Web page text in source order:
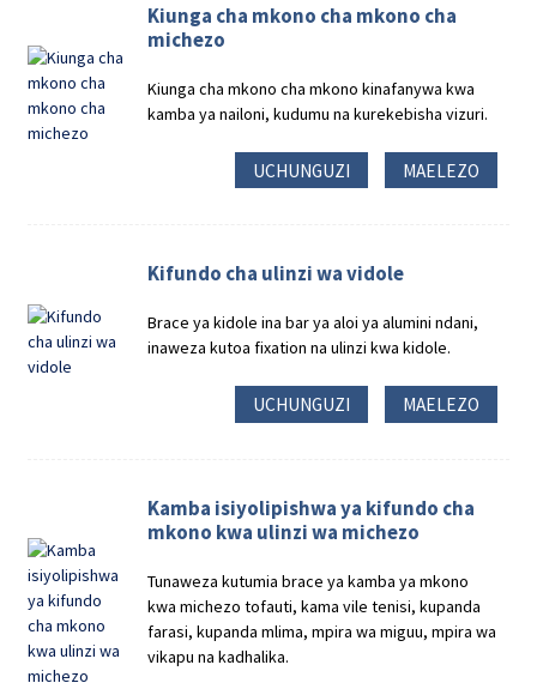
Kiunga cha mkono cha mkono cha
michezo
Kiunga cha mkono cha mkono kinafanywa kwa
kamba ya nailoni, kudumu na kurekebisha vizuri.
UCHUNGUZI MAELEZO
Kifundo cha ulinzi wa vidole
Brace ya kidole ina bar ya aloi ya alumini ndani,
inaweza kutoa fixation na ulinzi kwa kidole.
UCHUNGUZI MAELEZO
Kamba isiyolipishwa ya kifundo cha
mkono kwa ulinzi wa michezo
Tunaweza kutumia brace ya kamba ya mkono
kwa michezo tofauti, kama vile tenisi, kupanda
farasi, kupanda mlima, mpira wa miguu, mpira wa
vikapu na kadhalika.